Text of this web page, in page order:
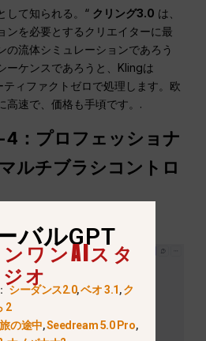
して知られる。“ クリング3.0 は、
ンを必要とするクリエイターに最
の流体シミュレーションであろう
ーケンスであろうと、Klingは
ィファクトゼロで処理します。欧
高速で、価格も手頃です。.
：プロフェッショナ
ルチブラシコントロ
バルGPT
ワンAIスタ
ジオ
シーダンス2.0,ベオ 3.1,ク
2
旅の途中,Seedream 5.0 Pro,